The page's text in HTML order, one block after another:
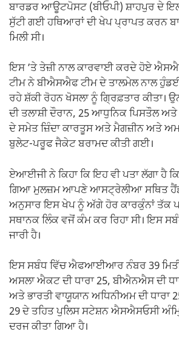
ਬਾਰਡਰ ਆਊਟਪੋਸਟ (ਬੀਓਪੀ) ਸ਼ਾਹਪੁਰ ਦੇ
ਸੁੱਟੀ ਗਈ ਹਥਿਆਰਾਂ ਦੀ ਖੇਪ ਪ੍ਰਾਪਤ ਕਰਨ
ਮਿਲੀ ਸੀ।
ਇਸ ’ਤੇ ਤੇਜ਼ੀ ਨਾਲ ਕਾਰਵਾਈ ਕਰਦੇ ਹੋਏ
ਟੀਮ ਨੇ ਬੀਐਸਐਫ ਟੀਮ ਦੇ ਤਾਲਮੇਲ ਨਾਲ
ਰਹੇ ਸ਼ੱਕੀ ਰੋਹਨ ਖੋਸਲਾ ਨੂੰ ਗ੍ਰਿਫ਼ਤਾਰ ਕੀਤਾ।
ਦੀ ਤਲਾਸ਼ੀ ਦੌਰਾਨ, 25 ਆਧੁਨਿਕ ਪਿਸਤੌਲ
ਦੇ ਸਮੇਤ ਜ਼ਿੰਦਾ ਕਾਰਤੂਸ ਅਤੇ ਮੈਗਜ਼ੀਨ ਅਤੇ
ਬੁਲੇਟ-ਪਰੂਫ ਜੈਕੇਟ ਬਰਾਮਦ ਕੀਤੀ ਗਈ।
ਏਆਈਜੀ ਨੇ ਕਿਹਾ ਕਿ ਇਹ ਵੀ ਪਤਾ ਲੱਗਾ ਹੈ
ਗਿਆ ਮੁਲਜ਼ਮ ਆਪਣੇ ਆਸਟ੍ਰੇਲੀਆ ਸਥਿਤ
ਅਨੁਸਾਰ ਇਸ ਖੇਪ ਨੂੰ ਅੱਗੇ ਹੋਰ ਕਾਰਕੁੰਨਾਂ ਤੱਕ
ਸਥਾਨਕ ਲਿੰਕ ਵਜੋਂ ਕੰਮ ਕਰ ਰਿਹਾ ਸੀ। ਇਸ
ਜਾਰੀ ਹੈ।
ਇਸ ਸਬੰਧ ਵਿੱਚ ਐਫਆਈਆਰ ਨੰਬਰ 39 ਮਿਤੀ
ਅਸਲਾ ਐਕਟ ਦੀ ਧਾਰਾ 25, ਬੀਐਨਐਸ ਦੀ
ਅਤੇ ਭਾਰਤੀ ਵਾਯੂਯਾਨ ਅਧਿਨੀਅਮ ਦੀ ਧਾਰਾ
29 ਦੇ ਤਹਿਤ ਪੁਲਿਸ ਸਟੇਸ਼ਨ ਐਸਐਸਓਸੀ
ਦਰਜ ਕੀਤਾ ਗਿਆ ਹੈ।